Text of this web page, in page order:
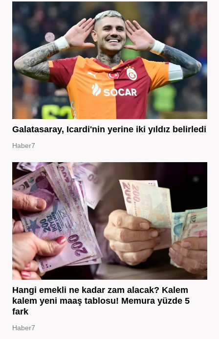
Galatasaray, Icardi'nin yerine iki yıldız belirledi
Haber7
Hangi emekli ne kadar zam alacak? Kalem
kalem yeni maaş tablosu! Memura yüzde 5
fark
Haber7